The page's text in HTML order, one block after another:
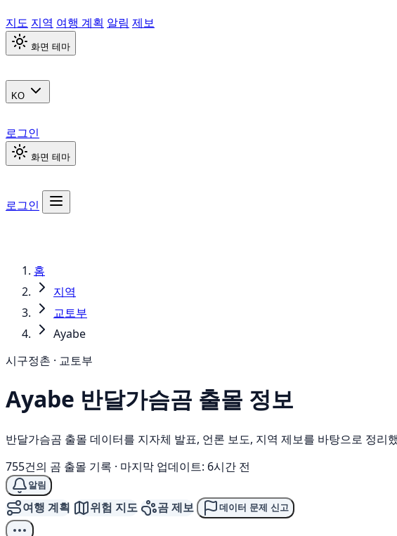
지도 지역 여행 계획 알림 제보
화면 테마
KO
로그인
화면 테마
로그인
홈
지역
교토부
Ayabe
시구정촌 · 교토부
Ayabe 반달가슴곰 출몰 정보
반달가슴곰 출몰 데이터를 지자체 발표, 언론 보도, 지역 제보를 바탕으로 정리
755건의 곰 출몰 기록 · 마지막 업데이트: 6시간 전
알림
여행 계획 위험 지도 곰 제보 데이터 문제 신고